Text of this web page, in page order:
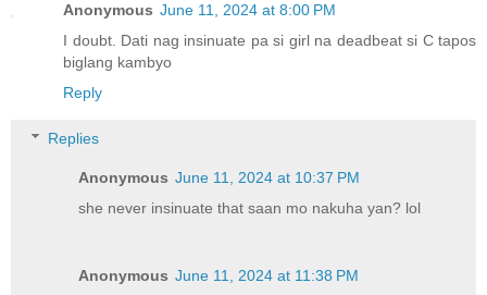
Anonymous June 11, 2024 at 8:00 PM
I doubt. Dati nag insinuate pa si girl na deadbeat si C tapos
biglang kambyo
Reply
Replies
Anonymous June 11, 2024 at 10:37 PM
she never insinuate that saan mo nakuha yan? lol
Anonymous June 11, 2024 at 11:38 PM